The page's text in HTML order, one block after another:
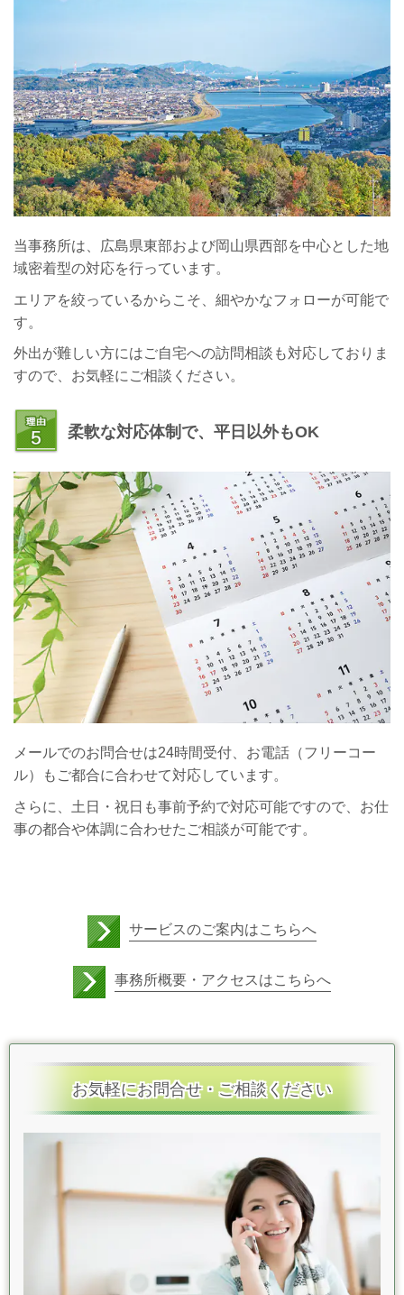
当事務所は、広島県東部および岡山県西部を中心とした地
域密着型の対応を行っています。
エリアを絞っているからこそ、細やかなフォローが可能で
す。
外出が難しい方にはご自宅への訪問相談も対応しておりま
すので、お気軽にご相談ください。
柔軟な対応体制で、平日以外もOK
メールでのお問合せは24時間受付、お電話（フリーコー
ル）もご都合に合わせて対応しています。
さらに、土日・祝日も事前予約で対応可能ですので、お仕
事の都合や体調に合わせたご相談が可能です。
サービスのご案内はこちらへ
事務所概要・アクセスはこちらへ
お気軽にお問合せ・ご相談ください